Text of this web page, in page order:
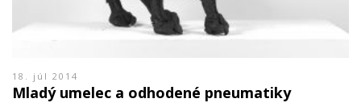
18. júl 2014
Mladý umelec a odhodené pneumatiky